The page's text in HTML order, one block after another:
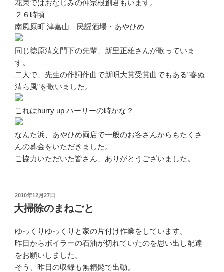
花束ではおなじみの仲宗根創君もいます。
２６時頃
南風原町 津嘉山 民謡酒場・あやひめ
同じ徳原清文門下の先輩、新里正雄さんが歌っていま
す。
二人で、先生の作詞作曲で新唄大賞受賞曲でもある”春ぬ
清ら風”を歌いました。
これはhurry up ハーリーの時かな？
なんた浜、あやひめ両店で一般のお客さんからもたくさ
んの募金をいただきました。
ご協力いただいた皆さん、ありがとうございました。
投
稿
日:
2010年12月27日
大掃除のまねごと
ゆっくりゆっくりと家の片付け作業をしています。
昨日からボイラーの石油が切れていたのを思い出し配達
をお願いしました。
そう、昨日の収録も無精髭で出動。